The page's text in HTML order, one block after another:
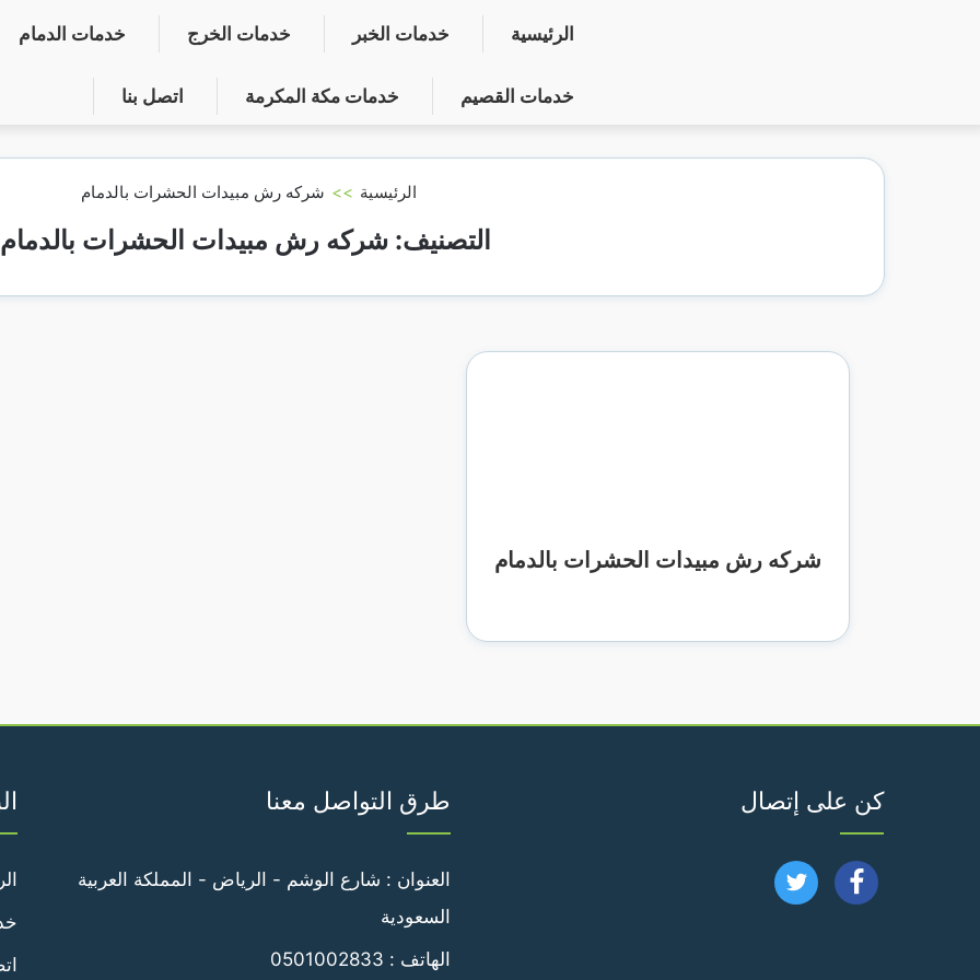
الرئيسية خدمات الخبر خدمات الخرج خدمات الدمام
خدمات القصيم خدمات مكة المكرمة اتصل بنا
الرئيسية >> شركه رش مبيدات الحشرات بالدمام
التصنيف:شركه رش مبيدات الحشرات بالدمام
شركه رش مبيدات الحشرات بالدمام
كن على إتصال
تابعنا تابعنا
طرق التواصل معنا
العنوان : شارع الوشم - الرياض - المملكة العربية
السعودية
الهاتف : 0501002833